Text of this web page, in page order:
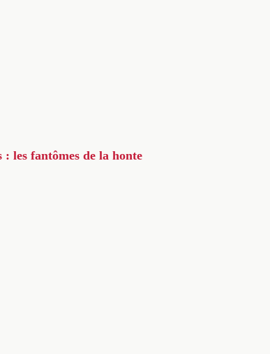
: les fantômes de la honte